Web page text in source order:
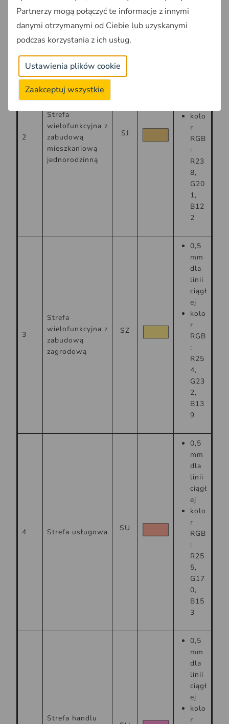
2
Strefa
wielofunkcyjna z
zabudową
mieszkaniową
jednorodzinną
SJ
kolo
r
RGB
:
R23
8,
G20
1,
B12
2
3
Strefa
wielofunkcyjna z
zabudową
zagrodową
SZ
0,5
mm
dla
linii
ciągł
ej
kolo
r
RGB
:
R25
4,
G23
2,
B13
9
4 Strefa usługowa SU
0,5
mm
dla
linii
ciągł
ej
kolo
r
RGB
:
R25
5,
G17
0,
B15
3
Strefa handlu
0,5
mm
dla
linii
ciągł
ej
kolo
r
Partnerzy mogą połączyć te informacje z innymi
danymi otrzymanymi od Ciebie lub uzyskanymi
podczas korzystania z ich usług.
Ustawienia plików cookie
Zaakceptuj wszystkie